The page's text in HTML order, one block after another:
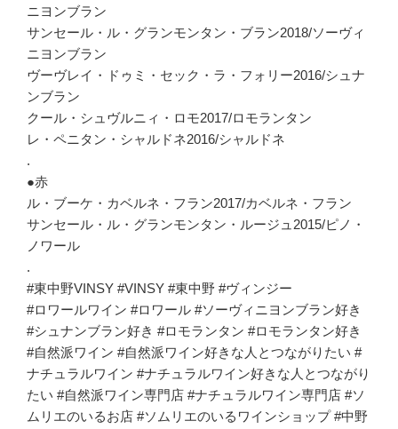
ニヨンブラン
サンセール・ル・グランモンタン・ブラン2018/ソーヴィ
ニヨンブラン
ヴーヴレイ・ドゥミ・セック・ラ・フォリー2016/シュナ
ンブラン
クール・シュヴルニィ・ロモ2017/ロモランタン
レ・ペニタン・シャルドネ2016/シャルドネ
.
●赤
ル・ブーケ・カベルネ・フラン2017/カベルネ・フラン
サンセール・ル・グランモンタン・ルージュ2015/ピノ・
ノワール
.
#東中野VINSY #VINSY #東中野 #ヴィンジー
#ロワールワイン #ロワール #ソーヴィニヨンブラン好き
#シュナンブラン好き #ロモランタン #ロモランタン好き
#自然派ワイン #自然派ワイン好きな人とつながりたい #
ナチュラルワイン #ナチュラルワイン好きな人とつながり
たい #自然派ワイン専門店 #ナチュラルワイン専門店 #ソ
ムリエのいるお店 #ソムリエのいるワインショップ #中野